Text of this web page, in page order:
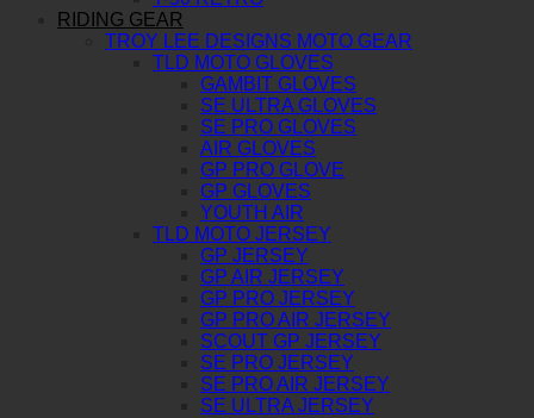
RIDING GEAR
TROY LEE DESIGNS MOTO GEAR
TLD MOTO GLOVES
GAMBIT GLOVES
SE ULTRA GLOVES
SE PRO GLOVES
AIR GLOVES
GP PRO GLOVE
GP GLOVES
YOUTH AIR
TLD MOTO JERSEY
GP JERSEY
GP AIR JERSEY
GP PRO JERSEY
GP PRO AIR JERSEY
SCOUT GP JERSEY
SE PRO JERSEY
SE PRO AIR JERSEY
SE ULTRA JERSEY